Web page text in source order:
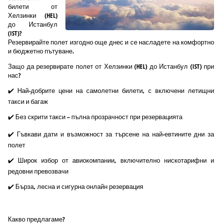
билети от
Хелзинки (HEL)
до Истанбул
(IST)?
Резервирайте полет изгодно още днес и се насладете на комфортно
и бюджетно пътуване.
Защо да резервирате полет от Хелзинки (HEL) до Истанбул (IST) при
нас?
✔️ Най-добрите цени на самолетни билети, с включени летищни
такси и багаж
✔️ Без скрити такси – пълна прозрачност при резервацията
✔️ Гъвкави дати и възможност за търсене на най-евтините дни за
полет
✔️ Широк избор от авиокомпании, включително нискотарифни и
редовни превозвачи
✔️ Бърза, лесна и сигурна онлайн резервация
Какво предлагаме?